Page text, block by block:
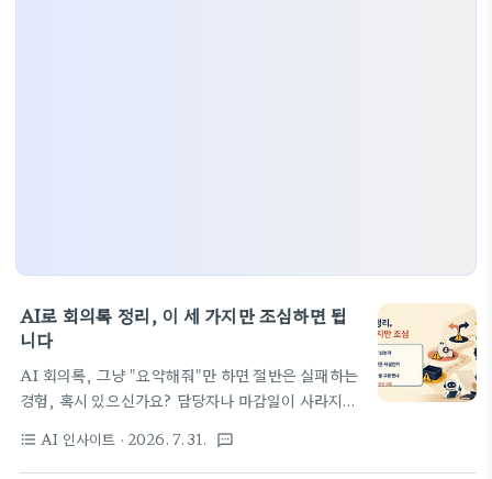
AI로 회의록 정리, 이 세 가지만 조심하면 됩
니다
AI 회의록, 그냥 "요약해줘"만 하면 절반은 실패하는
경험, 혹시 있으신가요? 담당자나 마감일이 사라지거
의록을 사용할 때 흔히 빠지는 세 가지 함정을 짚어보
format_list_bulleted AI 인사이트 · 2026. 7. 31. textsms